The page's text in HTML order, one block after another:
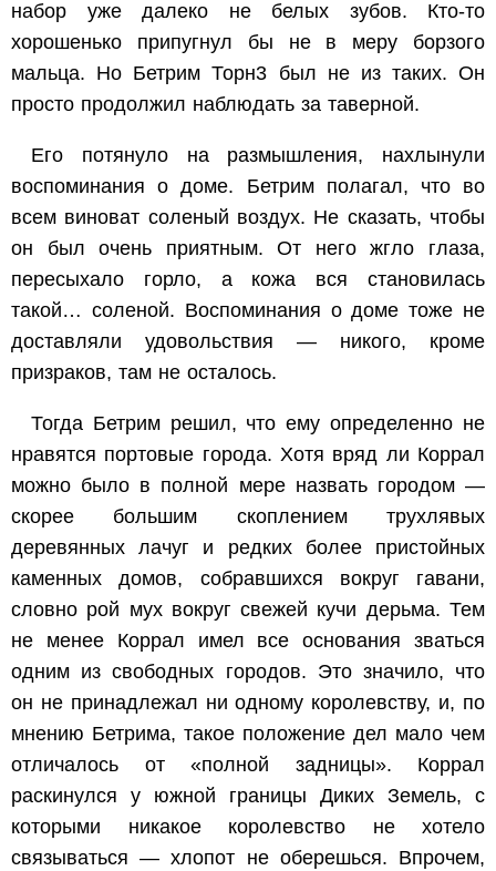
набор уже далеко не белых зубов. Кто-то
хорошенько припугнул бы не в меру борзого
мальца. Но Бетрим Торн3 был не из таких. Он
просто продолжил наблюдать за таверной.
Его потянуло на размышления, нахлынули
воспоминания о доме. Бетрим полагал, что во
всем виноват соленый воздух. Не сказать, чтобы
он был очень приятным. От него жгло глаза,
пересыхало горло, а кожа вся становилась
такой… соленой. Воспоминания о доме тоже не
доставляли удовольствия — никого, кроме
призраков, там не осталось.
Тогда Бетрим решил, что ему определенно не
нравятся портовые города. Хотя вряд ли Коррал
можно было в полной мере назвать городом —
скорее большим скоплением трухлявых
деревянных лачуг и редких более пристойных
каменных домов, собравшихся вокруг гавани,
словно рой мух вокруг свежей кучи дерьма. Тем
не менее Коррал имел все основания зваться
одним из свободных городов. Это значило, что
он не принадлежал ни одному королевству, и, по
мнению Бетрима, такое положение дел мало чем
отличалось от «полной задницы». Коррал
раскинулся у южной границы Диких Земель, с
которыми никакое королевство не хотело
связываться — хлопот не оберешься. Впрочем,